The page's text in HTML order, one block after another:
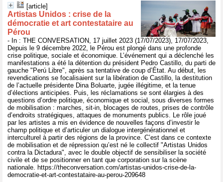
[article]
Artistas Unidos : crise de la
démocratie et art contestataire au
Pérou
- In : THE CONVERSATION, 17 juillet 2023 (17/07/2023), 17/07/2023,
Depuis le 9 décembre 2022, le Pérou est plongé dans une profonde
crise politique, sociale et économique. L’événement qui a déclenché les
manifestations a été la détention du président Pedro Castillo, du parti de
gauche "Perú Libre", après sa tentative de coup d’État. Au début, les
revendications se focalisaient sur la libération de Castillo, la destitution
de l’actuelle présidente Dina Boluarte, jugée illégitime, et la tenue
d’élections anticipées. Puis, les réclamations se sont élargies à des
questions d’ordre politique, économique et social, sous diverses formes
de mobilisation : marches, sit-in, blocages de routes, prises de contrôle
d’endroits stratégiques, attaques de monuments publics. Le rôle joué
par les artistes a mis en évidence de nouvelles façons d’investir le
champ politique et d’articuler un dialogue intergénérationnel et
interculturel à partir des régions de la province. C’est dans ce contexte
de mobilisation et de répression qu’est né le collectif "Artistas Unidos
contra la Dictadura", avec le double objectif de sensibiliser la société
civile et de se positionner en tant que corporation sur la scène
nationale. https://theconversation.com/artistas-unidos-crise-de-la-
democratie-et-art-contestataire-au-perou-209648